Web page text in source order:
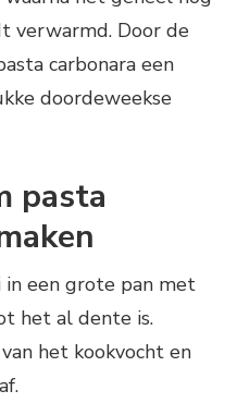
verwarmd. Door de
carbonara een
doordeweekse
pasta
een grote pan met
het al dente is.
het kookvocht en